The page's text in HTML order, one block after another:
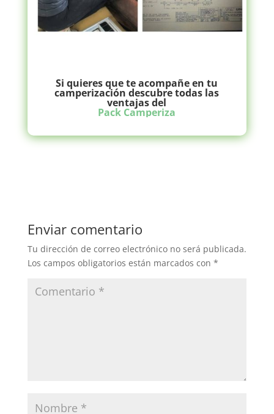
Si quieres que te acompañe en tu
camperización descubre todas las
ventajasdel
Pack Camperiza
Enviar comentario
Tu dirección de correo electrónico no será publicada.
Los campos obligatorios están marcados con *